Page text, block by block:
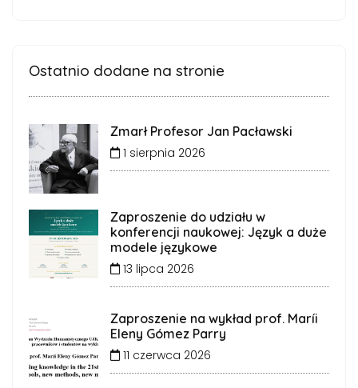
Ostatnio dodane na stronie
Zmarł Profesor Jan Pacławski
1 sierpnia 2026
Zaproszenie do udziału w
konferencji naukowej: Język a duże
modele językowe
13 lipca 2026
Zaproszenie na wykład prof. Maríi
Eleny Gómez Parry
11 czerwca 2026